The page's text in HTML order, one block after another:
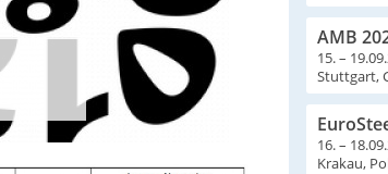
AMB
15. –
Stuttgart,
16. –
Krakau,